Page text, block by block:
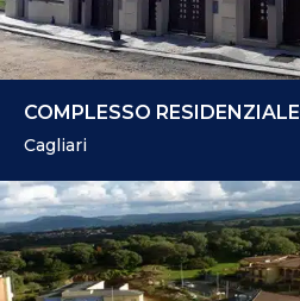
COMPLESSO RESIDENZIALE
Cagliari